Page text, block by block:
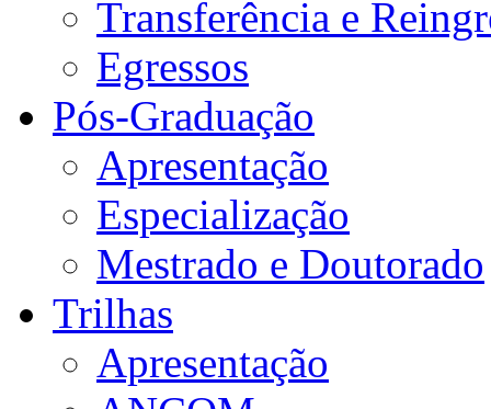
Transferência e
Egressos
Pós-Graduação
Apresentação
Especialização
Mestrado e Doutorado
Trilhas
Apresentação